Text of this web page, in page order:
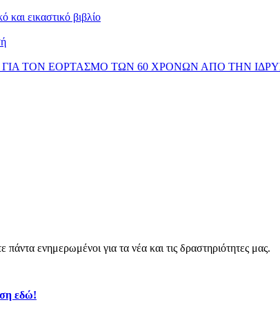
εικαστικό βιβλίο
ΤΟΝ ΕΟΡΤΑΣΜΟ ΤΩΝ 60 ΧΡΟΝΩΝ ΑΠΟ ΤΗΝ
ενημερωμένοι για τα νέα και τις δραστηριότητες μας.
εδώ!